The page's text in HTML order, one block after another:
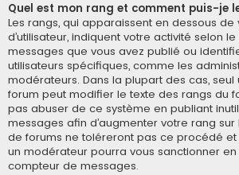
Quel est mon rang et comment puis-je
Les rangs, qui apparaissent en dessous de
d’utilisateur, indiquent votre activité selon
messages que vous avez publié ou
utilisateurs spécifiques, comme les
modérateurs. Dans la plupart des cas,
forum peut modifier le texte des rangs du
pas abuser de ce système en publiant
messages afin d’augmenter votre rang
de forums ne toléreront pas ce procédé et
un modérateur pourra vous sanctionner
compteur de messages.